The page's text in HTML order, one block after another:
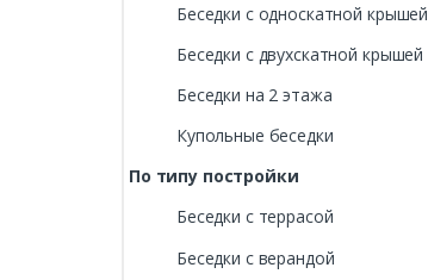
Беседки с односкатной крышей
Беседки с двухскатной крышей
Беседки на 2 этажа
Купольные беседки
По типу постройки
Беседки с террасой
Беседки с верандой